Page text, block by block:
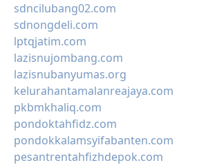
sdncilubang02.com
sdnongdeli.com
lptqjatim.com
lazisnujombang.com
lazisnubanyumas.org
kelurahantamalanreajaya.com
pkbmkhaliq.com
pondoktahfidz.com
pondokkalamsyifabanten.com
pesantrentahfizhdepok.com